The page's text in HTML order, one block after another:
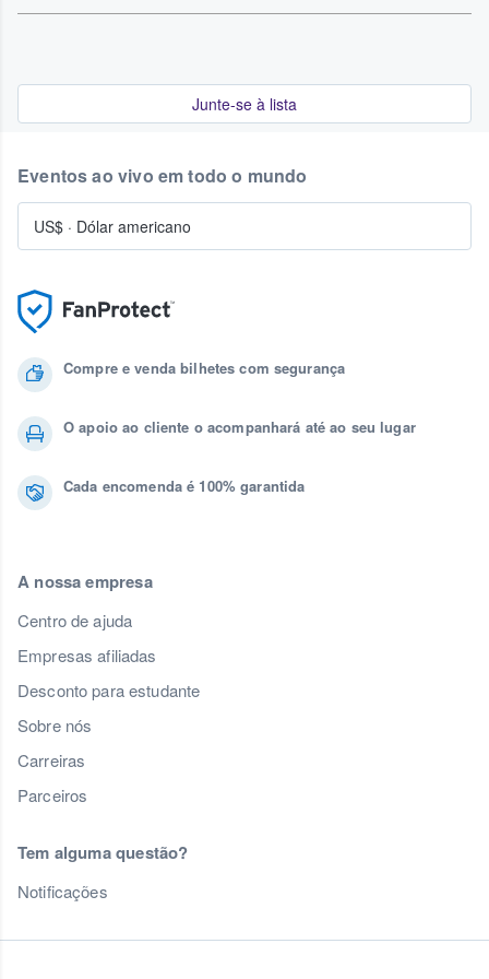
Junte-se à lista
Compre e venda bilhetes com segurança
O apoio ao cliente o acompanhará até ao seu lugar
Cada encomenda é 100% garantida
A nossa empresa
Centro de ajuda
Empresas afiliadas
Desconto para estudante
Sobre nós
Carreiras
Parceiros
Tem alguma questão?
Notificações
Eventos ao vivo em todo o mundo
US$ · Dólar americano